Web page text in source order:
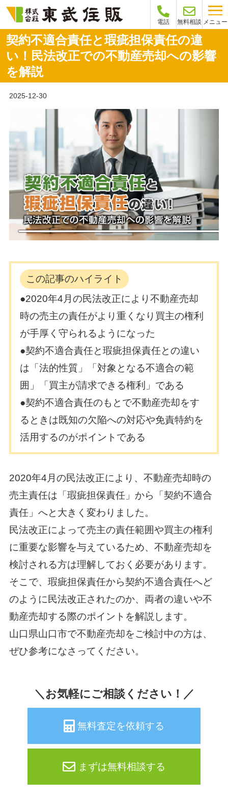
電話 無料相談 メニュー
契約不適合責任と瑕疵担保責任の違
い！民法改正での不動産売却への影響
を解説
2025-12-30
この記事のハイライト
●2020年4月の民法改正により不動産売却
時の売主の責任がより重くなり買主の権利
が手厚く守られるようになった
●契約不適合責任と瑕疵担保責任との違い
は「法的性質」「対象となる不適合の範
囲」「買主が請求できる権利」である
●契約不適合責任のもとで不動産売却をす
るときは既知の欠陥への対応や免責特約を
活用するのがポイントである
2020年4月の民法改正により、不動産売却時の
売主責任は「瑕疵担保責任」から「契約不適合
責任」へと大きく変わりました。
民法改正によって売主の責任範囲や買主の権利
に重要な影響を与えているため、不動産売却を
検討される方は理解しておく必要があります。
そこで、瑕疵担保責任から契約不適合責任へど
のように民法改正されたのか、両者の違いや不
動産売却する際のポイントを解説します。
山口県山口市で不動産売却をご検討中の方は、
ぜひ参考になさってください。
＼お気軽にご相談ください！／
無料査定を依頼する
まずは無料相談する